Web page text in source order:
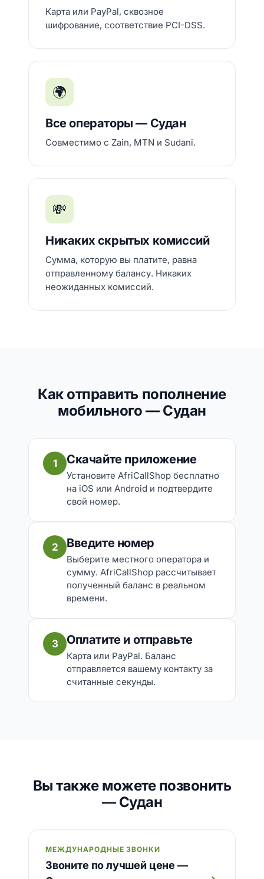
Карта или PayPal, сквозное
шифрование, соответствие PCI-DSS.
🌍
Все операторы — Судан
Совместимо с Zain, MTN и Sudani.
💸
Никаких скрытых комиссий
Сумма, которую вы платите, равна
отправленному балансу. Никаких
неожиданных комиссий.
Как отправить пополнение
мобильного — Судан
1 Скачайте приложение
Установите AfriCallShop бесплатно
на iOS или Android и подтвердите
свой номер.
2 Введите номер
Выберите местного оператора и
сумму. AfriCallShop рассчитывает
полученный баланс в реальном
времени.
3 Оплатите и отправьте
Карта или PayPal. Баланс
отправляется вашему контакту за
считанные секунды.
Вы также можете позвонить
— Судан
МЕЖДУНАРОДНЫЕ ЗВОНКИ
Звоните по лучшей цене —